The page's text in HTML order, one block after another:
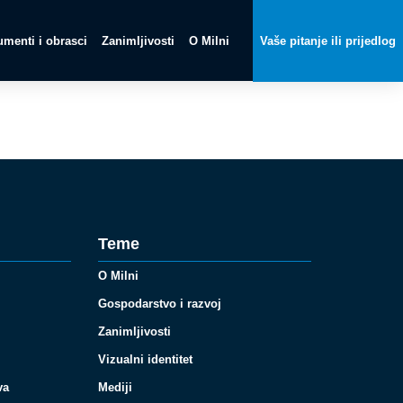
i obrasci Zanimljivosti O Milni Vaše pitanje ili prijedlog
Teme
O Milni
Gospodarstvo i razvoj
Zanimljivosti
Vizualni identitet
Mediji